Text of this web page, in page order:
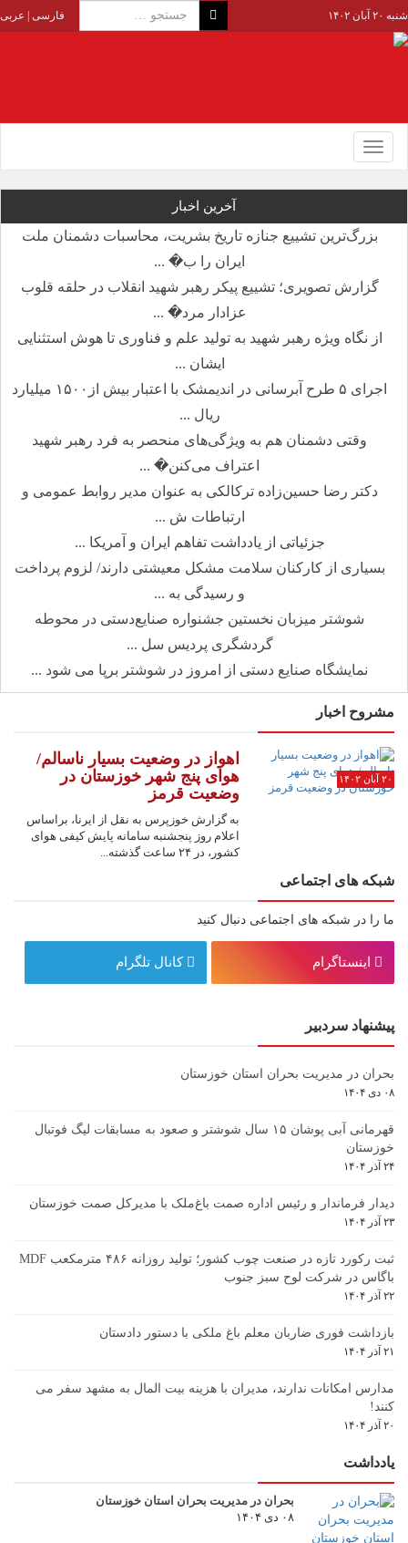
شنبه ۲۰ آبان ۱۴۰۲ فارسی عربی
Toggle
navigation
آخرین اخبار
بزرگ‌ترین تشییع جنازه تاریخ بشریت، محاسبات دشمنان ملت
ایران را ب� ...
گزارش تصویری؛ تشییع پیکر رهبر شهید انقلاب در حلقه قلوب
عزادار مرد� ...
از نگاه ویژه رهبر شهید به تولید علم و فناوری تا هوش استثنایی
ایشان ...
اجرای ۵ طرح آبرسانی در اندیمشک با اعتبار بیش از۱۵۰۰ میلیارد
ریال ...
وقتی دشمنان هم به ویژگی‌های منحصر به فرد رهبر شهید
اعتراف می‌کنن� ...
دکتر رضا حسین‌زاده ترکالکی به عنوان مدیر روابط عمومی و
ارتباطات ش ...
جزئیاتی از یادداشت تفاهم ایران و آمریکا ...
بسیاری از کارکنان سلامت مشکل معیشتی دارند/ لزوم پرداخت
و رسیدگی به ...
شوشتر میزبان نخستین جشنواره صنایع‌دستی در محوطه
گردشگری پردیس سل ...
نمایشگاه صنایع دستی از امروز در شوشتر برپا می شود ...
مشروح اخبار
۲۰ آبان ۱۴۰۲
اهواز در وضعیت بسیار ناسالم/
هوای پنج شهر خوزستان در
وضعیت قرمز
به گزارش خوزپرس به نقل از ایرنا، براساس
اعلام روز پنجشنبه سامانه پایش کیفی هوای
کشور، در ۲۴ ساعت گذشته...
شبکه های اجتماعی
ما را در شبکه های اجتماعی دنبال کنید
اینستاگرام کانال تلگرام
پیشنهاد سردبیر
بحران در مدیریت بحران استان خوزستان
۰۸ دی ۱۴۰۴
قهرمانی آبی پوشان ۱۵ سال شوشتر و صعود به مسابقات لیگ فوتبال
خوزستان
۲۴ آذر ۱۴۰۴
دیدار فرماندار و رئیس اداره صمت باغ‌ملک با مدیرکل صمت خوزستان
۲۳ آذر ۱۴۰۴
ثبت رکورد تازه در صنعت چوب کشور؛ تولید روزانه ۴۸۶ مترمکعب MDF
باگاس در شرکت لوح سبز جنوب
۲۲ آذر ۱۴۰۴
بازداشت فوری ضاربان معلم باغ ملکی با دستور دادستان
۲۱ آذر ۱۴۰۴
مدارس امکانات ندارند، مدیران با هزینه بیت المال به مشهد سفر می
کنند!
۲۰ آذر ۱۴۰۴
یادداشت
بحران در مدیریت بحران استان خوزستان
۰۸ دی ۱۴۰۴